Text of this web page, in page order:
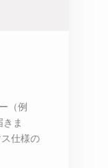
（例
ま
仕様の